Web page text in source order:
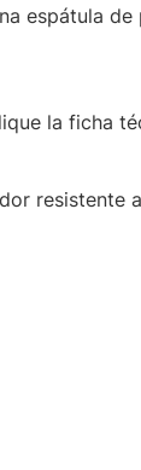
espátula
la ficha
resistente